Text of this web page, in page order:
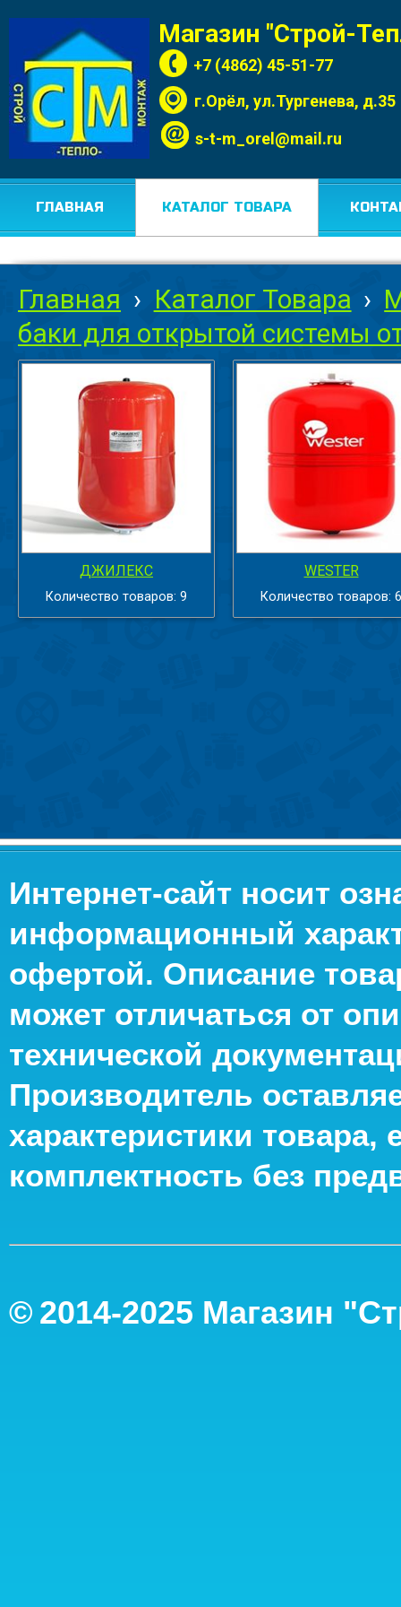
Магазин "Строй-
+7 (4862) 45-51-77
г.Орёл, ул.Тургенева, д.35
s-t-m_orel@mail.ru
ГЛАВНАЯ КАТАЛОГ ТОВАРА
Главная › Каталог Товара ›
баки для открытой системы
ДЖИЛЕКС
Количество товаров: 9
WESTER
Количество товаров: 6
Интернет-сайт носит
информационный
офертой. Описание
может отличаться от
технической
Производитель
характеристики
комплектность без
© 2014-2025 Магазин